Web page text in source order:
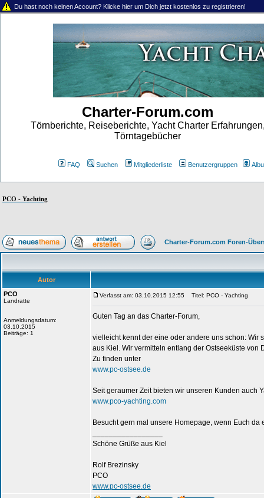
Du hast noch keinen Account? Klicke hier um Dich jetzt kostenlos zu registrieren!
Charter-Forum.com
Törnberichte, Reiseberichte, Yacht Charter
Törntagebücher
FAQ Suchen Mitgliederliste Benutzergruppen
PCO - Yachting
Charter-Forum.com Foren-
Autor
PCO
Landratte
Anmeldungsdatum:
03.10.2015
Beiträge: 1
Verfasst am: 03.10.2015 12:55 Titel: PCO - Yachting
Guten Tag an das Charter-Forum,
vielleicht kennt der eine oder andere uns schon: Wir
aus Kiel. Wir vermitteln entlang der Ostseeküste
Zu finden unter
www.pc-ostsee.de
Seit geraumer Zeit bieten wir unseren Kunden auch
www.pco-yachting.com
Besucht gern mal unsere Homepage, wenn Euch
Schöne Grüße aus Kiel
Rolf Brezinsky
PCO
www.pc-ostsee.de